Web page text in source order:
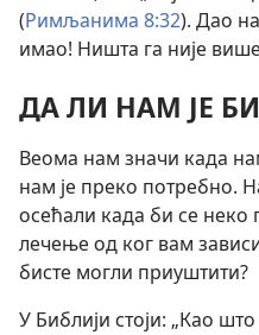
(Римљанима 8:32). Дао
имао! Ништа га није
ДА ЛИ НАМ ЈЕ
Веома нам значи када
нам је преко потребно.
осећали када би се неко
лечење од ког вам
бисте могли приуштити?
У Библији стоји: „Као